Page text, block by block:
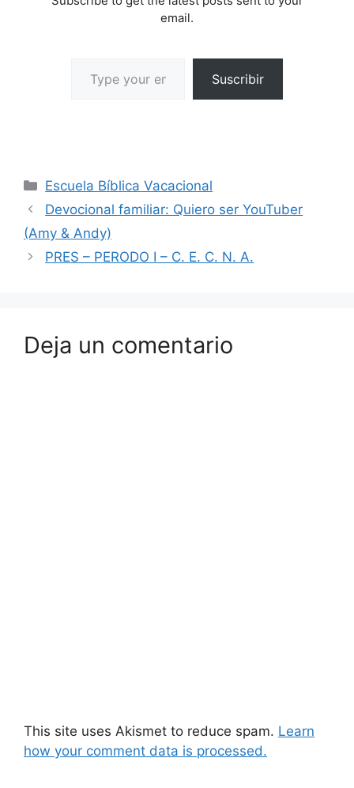
558547621-Nivel-2-
Ano-1-Parvulos
email.
Suscribir
Escuela Bíblica Vacacional
Devocional familiar: Quiero ser YouTuber
(Amy & Andy)
PRES – PERODO I – C. E. C. N. A.
Deja un comentario
This site uses Akismet to reduce spam. Learn
how your comment data is processed.